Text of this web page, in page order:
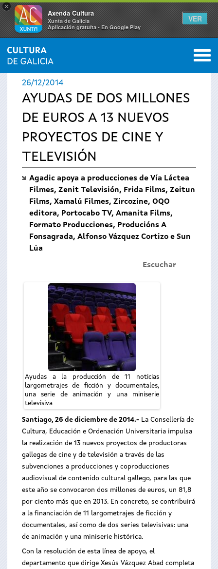
×
Axenda Cultura
Xunta de Galicia
Aplicación gratuíta - En Google Play
VER
Se
encuentra
usted
aquí
INICIO › ACTUALIDAD 0
26/12/2014
AYUDAS DE DOS MILLONES
DE EUROS A 13 NUEVOS
PROYECTOS DE CINE Y
TELEVISIÓN
Agadic apoya a producciones de Vía Láctea
Filmes, Zenit Televisión, Frida Films, Zeitun
Films, Xamalú Filmes, Zircozine, OQO
editora, Portocabo TV, Amanita Films,
Formato Producciones, Producións A
Fonsagrada, Alfonso Vázquez Cortizo e Sun
Lúa
Escuchar
Ayudas a la producción de 11 noticias
largometrajes de ficción y documentales,
una serie de animación y una miniserie
televisiva
Santiago, 26 de diciembre de 2014.- La Consellería de
Cultura, Educación e Ordenación Universitaria impulsa
la realización de 13 nuevos proyectos de productoras
gallegas de cine y de televisión a través de las
subvenciones a producciones y coproducciones
audiovisual de contenido cultural gallego, para las que
este año se convocaron dos millones de euros, un 81,8
por ciento más que en 2013. En concreto, se contribuirá
a la financiación de 11 largometrajes de ficción y
documentales, así como de dos series televisivas: una
de animación y una miniserie histórica.
Con la resolución de esta línea de apoyo, el
departamento que dirige Xesús Vázquez Abad completa